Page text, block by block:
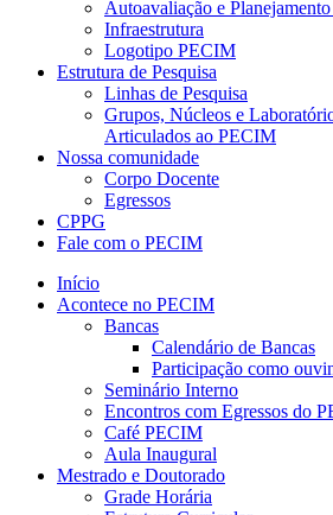
Autoavaliação e
Infraestrutura
Logotipo PECIM
Estrutura de Pesquisa
Linhas de Pesquisa
Grupos, Núcleos e
Articulados ao PECIM
Nossa comunidade
Corpo Docente
Egressos
CPPG
Fale com o PECIM
Início
Acontece no PECIM
Bancas
Calendário de Bancas
Participação como
Seminário Interno
Encontros com Egressos do
Café PECIM
Aula Inaugural
Mestrado e Doutorado
Grade Horária